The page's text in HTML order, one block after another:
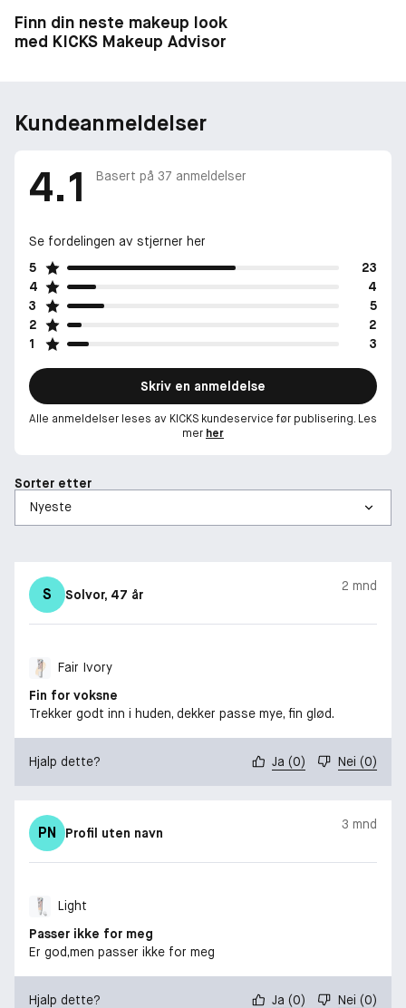
Finn din neste makeup look
med KICKS Makeup Advisor
Kundeanmeldelser
4.1 Basert på 37 anmeldelser
Se fordelingen av stjerner her
5
23
4
4
3
5
2
2
1
3
Skriv en anmeldelse
Alle anmeldelser leses av KICKS kundeservice før publisering. Les
mer her
Sorter etter
S Solvor, 47 år
2 mnd
Fair Ivory
Fin for voksne
Trekker godt inn i huden, dekker passe mye, fin glød.
Hjalp dette? Ja (0) Nei (0)
PN Profil uten navn
3 mnd
Light
Passer ikke for meg
Er god,men passer ikke for meg
Hjalp dette? Ja (0) Nei (0)